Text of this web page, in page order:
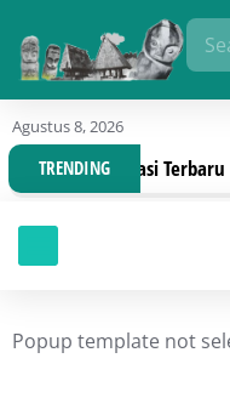
Agustus 8, 2026
TRENDING
Regulasi Terbaru
Popup template not